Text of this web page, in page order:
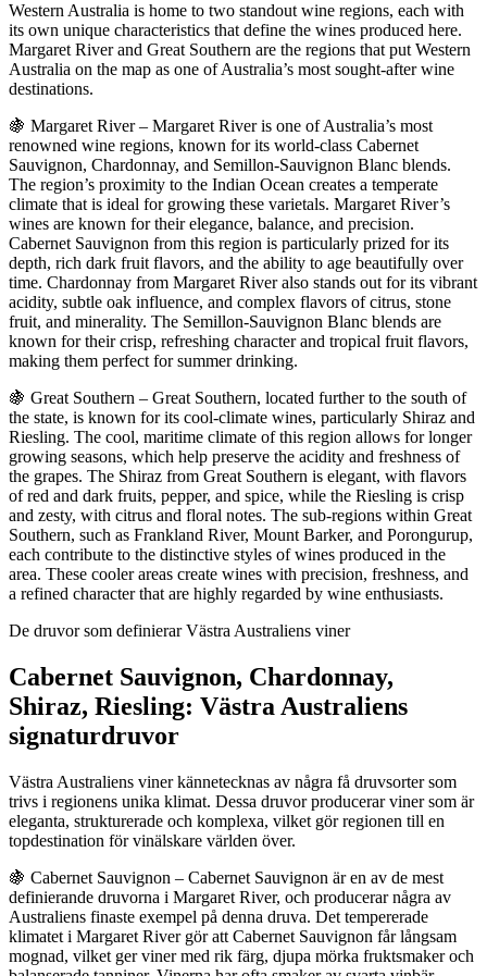
Western Australia is home to two standout wine regions, each with
its own unique characteristics that define the wines produced here.
Margaret River and Great Southern are the regions that put Western
Australia on the map as one of Australia’s most sought-after wine
destinations.
🍇 Margaret River – Margaret River is one of Australia’s most
renowned wine regions, known for its world-class Cabernet
Sauvignon, Chardonnay, and Semillon-Sauvignon Blanc blends.
The region’s proximity to the Indian Ocean creates a temperate
climate that is ideal for growing these varietals. Margaret River’s
wines are known for their elegance, balance, and precision.
Cabernet Sauvignon from this region is particularly prized for its
depth, rich dark fruit flavors, and the ability to age beautifully over
time. Chardonnay from Margaret River also stands out for its vibrant
acidity, subtle oak influence, and complex flavors of citrus, stone
fruit, and minerality. The Semillon-Sauvignon Blanc blends are
known for their crisp, refreshing character and tropical fruit flavors,
making them perfect for summer drinking.
🍇 Great Southern – Great Southern, located further to the south of
the state, is known for its cool-climate wines, particularly Shiraz and
Riesling. The cool, maritime climate of this region allows for longer
growing seasons, which help preserve the acidity and freshness of
the grapes. The Shiraz from Great Southern is elegant, with flavors
of red and dark fruits, pepper, and spice, while the Riesling is crisp
and zesty, with citrus and floral notes. The sub-regions within Great
Southern, such as Frankland River, Mount Barker, and Porongurup,
each contribute to the distinctive styles of wines produced in the
area. These cooler areas create wines with precision, freshness, and
a refined character that are highly regarded by wine enthusiasts.
De druvor som definierar Västra Australiens viner
Cabernet Sauvignon, Chardonnay,
Shiraz, Riesling: Västra Australiens
signaturdruvor
Västra Australiens viner kännetecknas av några få druvsorter som
trivs i regionens unika klimat. Dessa druvor producerar viner som är
eleganta, strukturerade och komplexa, vilket gör regionen till en
topdestination för vinälskare världen över.
🍇 Cabernet Sauvignon – Cabernet Sauvignon är en av de mest
definierande druvorna i Margaret River, och producerar några av
Australiens finaste exempel på denna druva. Det tempererade
klimatet i Margaret River gör att Cabernet Sauvignon får långsam
mognad, vilket ger viner med rik färg, djupa mörka fruktsmaker och